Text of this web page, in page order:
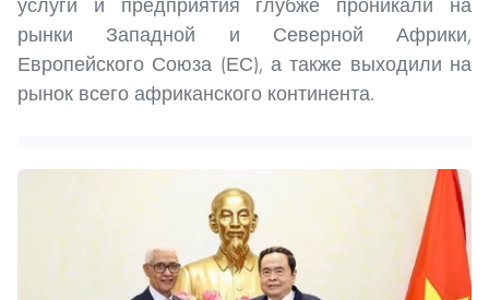
рынки Западной и Северной Африки,
Европейского Союза (ЕС), а также выходили на
рынок всего африканского континента.